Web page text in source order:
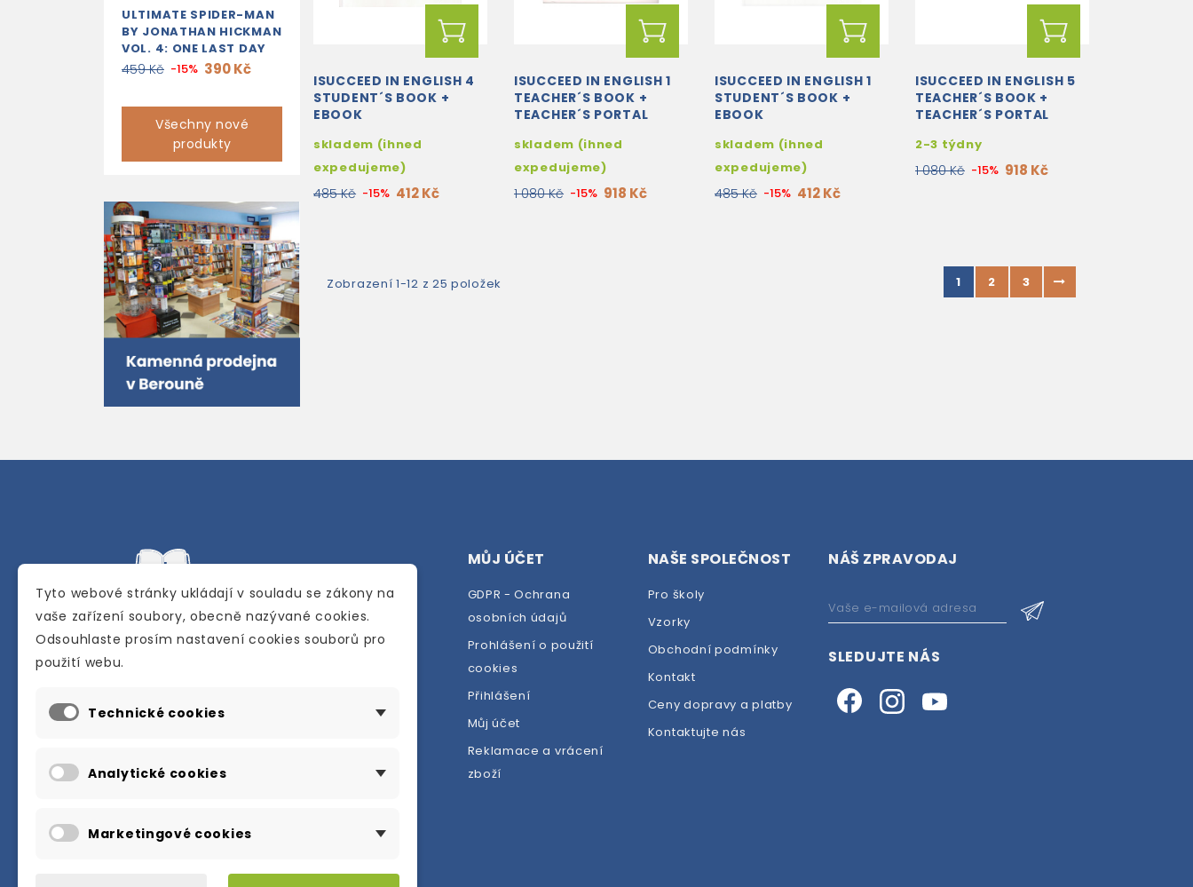
ULTIMATE SPIDER-MAN
BY JONATHAN HICKMAN
VOL. 4: ONE LAST DAY
459 Kč -15% 390 Kč
Všechny nové
produkty
ISUCCEED IN ENGLISH 4
STUDENT´S BOOK +
EBOOK
skladem (ihned
expedujeme)
485 Kč -15% 412 Kč
ISUCCEED IN ENGLISH 1
TEACHER´S BOOK +
TEACHER´S PORTAL
skladem (ihned
expedujeme)
1 080 Kč -15% 918 Kč
ISUCCEED IN ENGLISH 1
STUDENT´S BOOK +
EBOOK
skladem (ihned
expedujeme)
485 Kč -15% 412 Kč
ISUCCEED IN ENGLISH 5
TEACHER´S BOOK +
TEACHER´S PORTAL
2-3 týdny
1 080 Kč -15% 918 Kč
Zobrazení 1-12 z 25 položek 1 2 3
Internetové a kamenné knihkupectví se
anglického jazyka.
Karly Machové 48 Beroun 266 01
info@englishbooks.cz
MŮJ ÚČET
GDPR - Ochrana
osobních údajů
Prohlášení o použití
cookies
Přihlášení
Můj účet
Reklamace a vrácení
zboží
NAŠE SPOLEČNOST
Pro školy
Vzorky
Obchodní podmínky
Kontakt
Ceny dopravy a platby
Kontaktujte nás
NÁŠ ZPRAVODAJ
SLEDUJTE NÁS
Tyto webové stránky ukládají v souladu se zákony na
vaše zařízení soubory, obecně nazývané cookies.
Odsouhlaste prosím nastavení cookies souborů pro
použití webu.
Technické cookies
Analytické cookies
Marketingové cookies